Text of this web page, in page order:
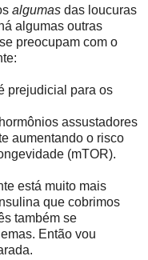
algumas das loucuras
algumas outras
preocupam com o
prejudicial para os
assustadores
aumentando o risco
(mTOR).
está muito mais
que cobrimos
também se
Então vou